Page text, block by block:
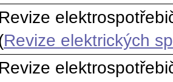
Revize
Revize elektrických
Revize